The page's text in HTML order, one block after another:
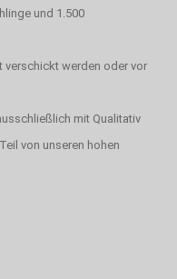
und 1.500
verschickt werden oder vor
mit Qualitativ
von unseren hohen